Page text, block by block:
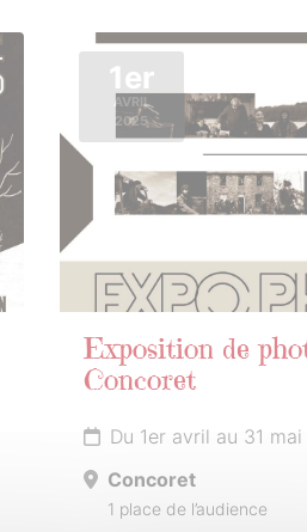
1er
AVRIL
2025
Exposition de
Concoret
Du 1er avril au 31
Concoret
1 place de l’audience